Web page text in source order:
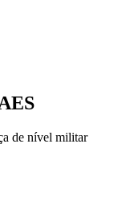
de nível militar